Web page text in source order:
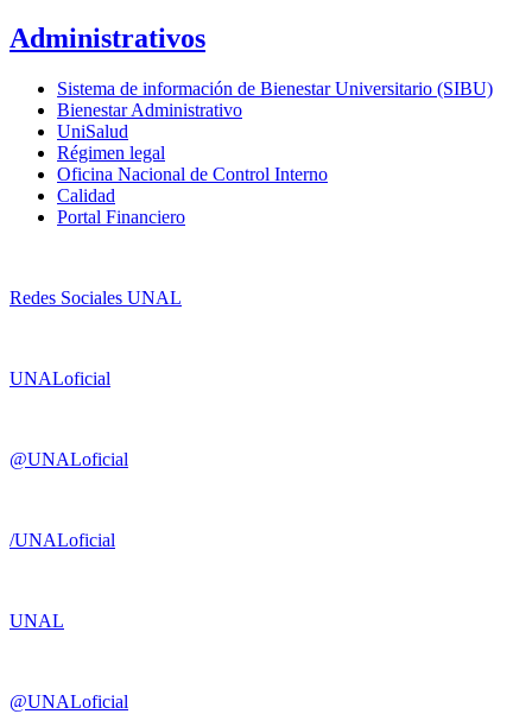
Administrativos
Sistema de información de Bienestar Universitario (SIBU)
Bienestar Administrativo
UniSalud
Régimen legal
Oficina Nacional de Control Interno
Calidad
Portal Financiero
Redes Sociales UNAL
UNALoficial
@UNALoficial
/UNALoficial
UNAL
@UNALoficial